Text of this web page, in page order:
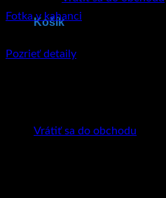
Košík
Vrátiť sa do obchodu
Fotka v kahanci
Pozrieť detaily